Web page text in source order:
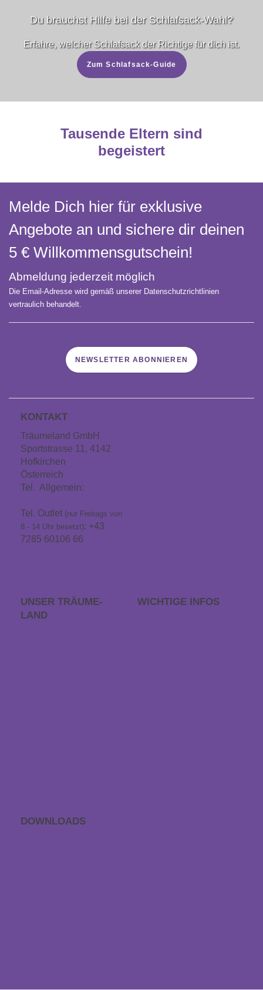
Du brauchst Hilfe bei der Schlafsack-Wahl?
Erfahre, welcher Schlafsack der Richtige für dich ist.
Zum Schlafsack-Guide
Tausende Eltern sind
begeistert
Melde Dich hier für exklusive
Angebote an und sichere dir deinen
5 € Willkommens­gutschein!
Abmeldung jederzeit möglich
Die Email-Adresse wird gemäß unserer Datenschutzrichtlinien
vertraulich behandelt.
NEWSLETTER ABONNIEREN
KONTAKT
Träumeland GmbH
Sportstrasse 11, 4142
Hofkirchen
Österreich
Tel. Allgemein:
Tel. Outlet (nur Freitags von
8 - 14 Uhr besetzt): +43
7285 60106 66
UNSER TRÄUME­
LAND
WICHTIGE INFOS
DOWNLOADS